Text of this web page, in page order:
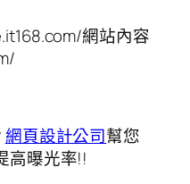
網站內容
網頁設計公司幫您
高曝光率!!